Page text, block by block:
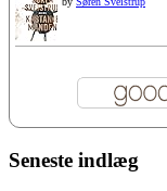
Seneste indlæg